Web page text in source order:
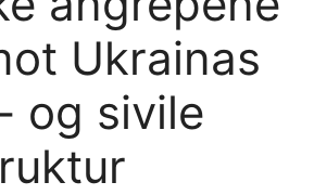
Ukrainas
og sivile